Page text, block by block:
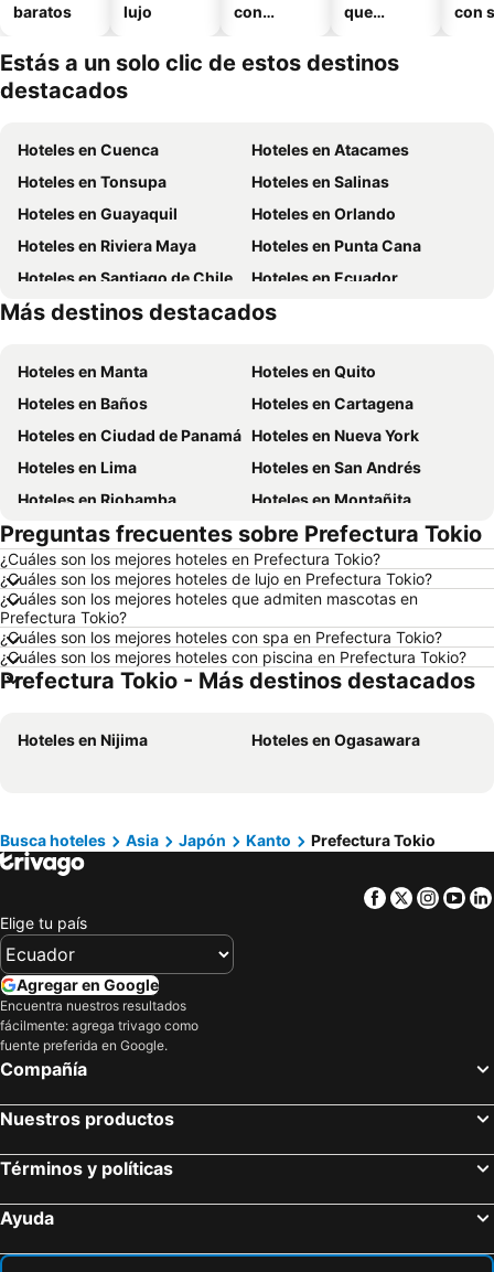
baratos
lujo
con
que
mascotas
con
Estás a un solo clic de estos destinos
destacados
Hoteles en Cuenca
Hoteles en Atacames
Hoteles en Tonsupa
Hoteles en Salinas
Hoteles en Guayaquil
Hoteles en Orlando
Hoteles en Riviera Maya
Hoteles en Punta Cana
Hoteles en Santiago de Chile
Hoteles en Ecuador
Hoteles en México
Hoteles en Chicago
Más destinos destacados
Hoteles en Manta
Hoteles en Quito
Hoteles en Baños
Hoteles en Cartagena
Hoteles en Ciudad de Panamá Hoteles en Nueva York
Hoteles en Lima
Hoteles en San Andrés
Hoteles en Riobamba
Hoteles en Montañita
Hoteles en Puerto López
Hoteles en Pedernales
Hoteles en Miami
Hoteles en Roma
Hoteles en Ambato
Hoteles en Cojimies
Hoteles en Lisboa
Hoteles en Zorritos
Hoteles en Oporto
Hoteles en Panamá
Hoteles en Galápagos
Hoteles en Esmeraldas
Hoteles en Santa Cruz
Hoteles en Colombia
Hoteles en Tailandia
Hoteles en Nueva Jersey
Hoteles en Tumbes
Hoteles en Orellana
Hoteles en San Cristóbal
Preguntas frecuentes sobre Prefectura Tokio
¿Cuáles son los mejores hoteles en Prefectura Tokio?
¿Cuáles son los mejores hoteles de lujo en Prefectura Tokio?
¿Cuáles son los mejores hoteles que admiten mascotas en
Prefectura Tokio?
¿Cuáles son los mejores hoteles con spa en Prefectura Tokio?
¿Cuáles son los mejores hoteles con piscina en Prefectura Tokio?
Prefectura Tokio - Más destinos destacados
Hoteles en Nijima Hoteles en Ogasawara
Busca hoteles Asia Japón Kanto Prefectura Tokio
Facebook
Twitter
Elige tu país
Agregar en Google
Encuentra nuestros resultados
fácilmente: agrega trivago como
fuente preferida en Google.
Compañía
Nuestros productos
Términos y políticas
Ayuda